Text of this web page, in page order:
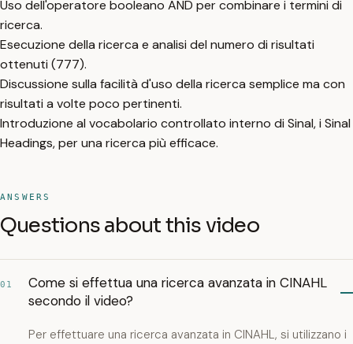
Uso dell'operatore booleano AND per combinare i termini di
ricerca.
Esecuzione della ricerca e analisi del numero di risultati
ottenuti (777).
Discussione sulla facilità d'uso della ricerca semplice ma con
risultati a volte poco pertinenti.
Introduzione al vocabolario controllato interno di Sinal, i Sinal
Headings, per una ricerca più efficace.
ANSWERS
Questions about this video
01
Come si effettua una ricerca avanzata in CINAHL
secondo il video?
Per effettuare una ricerca avanzata in CINAHL, si utilizzano i